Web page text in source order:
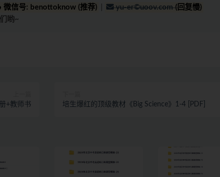
微信号: benottoknow (推荐) yu-er©uoov.com(回复慢)
哟~
+教师书 培生爆红的顶级教材《Big Science》1-4 [PDF]